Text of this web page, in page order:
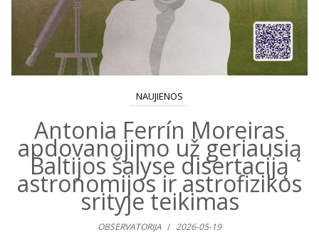
NAUJIENOS
Antonia Ferrín Moreiras
apdovanojimo už geriausią
Baltijos šalyse disertaciją
astronomijos ir astrofizikos
srityje teikimas
OBSERVATORIJA / 2026-05-19